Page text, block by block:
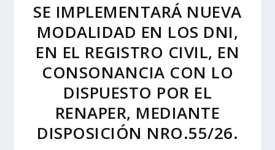
SE IMPLEMENTARÁ NUEVA
MODALIDAD EN LOS DNI,
EN EL REGISTRO CIVIL, EN
CONSONANCIA CON LO
DISPUESTO POR EL
RENAPER, MEDIANTE
DISPOSICIÓN NRO.55/26.